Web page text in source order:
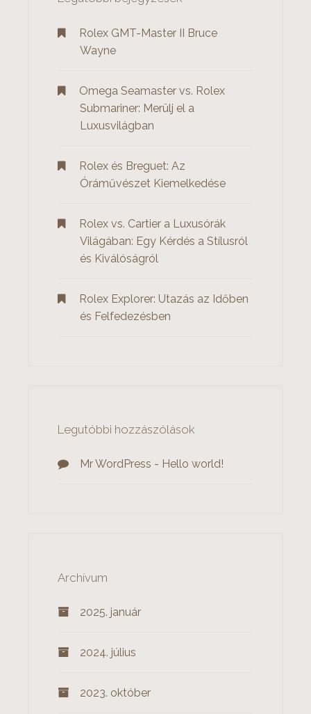
Rolex GMT-Master II Bruce
Wayne
Omega Seamaster vs. Rolex
Submariner: Merülj el a
Luxusvilágban
Rolex és Breguet: Az
Óráművészet Kiemelkedése
Rolex vs. Cartier a Luxusórák
Világában: Egy Kérdés a Stílusról
és Kiválóságról
Rolex Explorer: Utazás az Időben
és Felfedezésben
Legutóbbi hozzászólások
Mr WordPress - Hello world!
Archívum
2025. január
2024. július
2023. október